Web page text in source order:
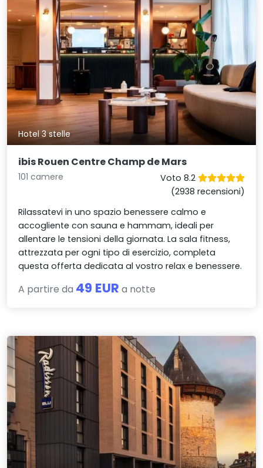
Hotel 3 stelle
ibis Rouen Centre Champ de Mars
101 camere
Voto 8.2
(2938 recensioni)
Rilassatevi in uno spazio benessere calmo e
accogliente con sauna e hammam, ideali per
allentare le tensioni della giornata. La sala fitness,
attrezzata per ogni tipo di esercizio, completa
questa offerta dedicata al vostro relax e benessere.
A partire da 49 EUR a notte